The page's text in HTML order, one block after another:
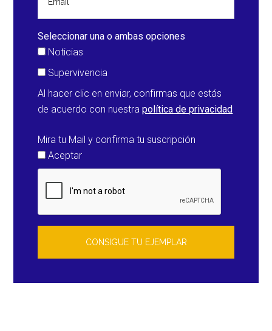
Seleccionar una o ambas opciones
Noticias
Supervivencia
Al hacer clic en enviar, confirmas que estás
de acuerdo con nuestrapolítica de privacidad
Mira tu Mail y confirma tu suscripción
Aceptar